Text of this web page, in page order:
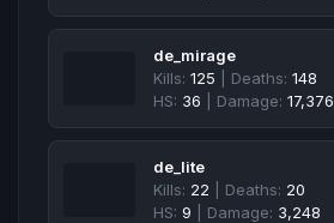
de_mirage
Kills: 125 | Deaths: 148
HS: 36 | Damage: 17,376
de_lite
Kills: 22 | Deaths: 20
HS: 9 | Damage: 3,248